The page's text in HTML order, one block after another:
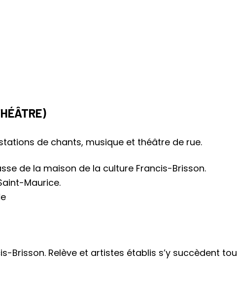
de chants, musique et théâtre de rue.
de la maison de la culture Francis-Brisson.
Maurice.
Brisson. Relève et artistes établis s’y succèdent